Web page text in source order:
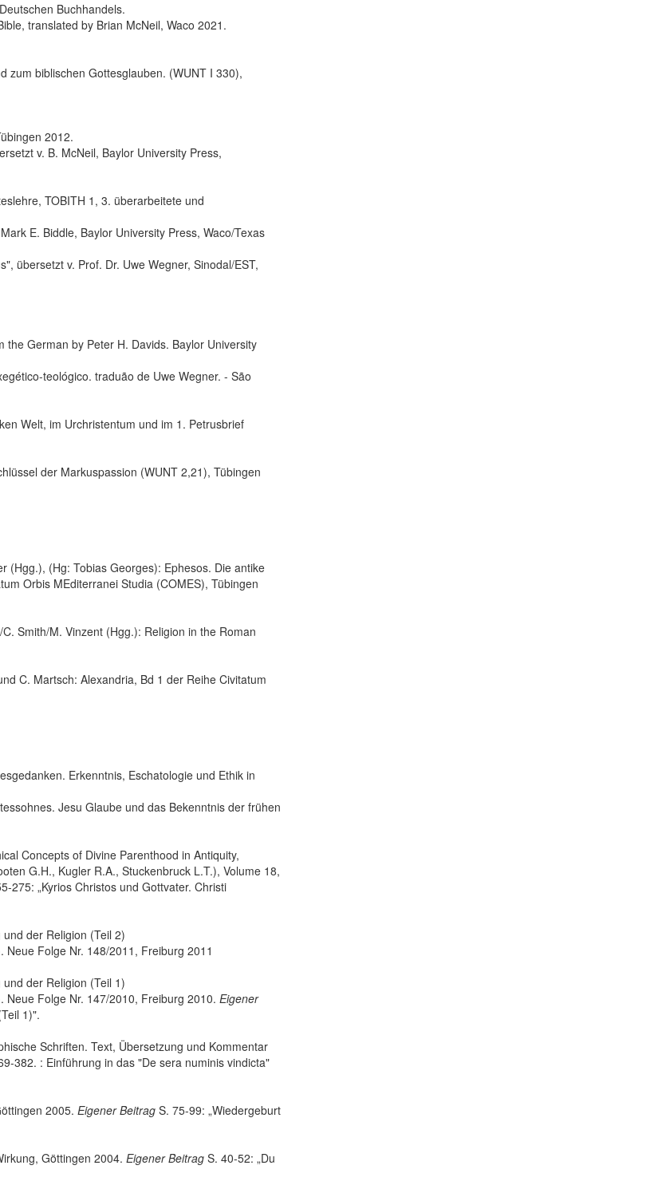
Buchhandels.
translated by Brian McNeil, Waco 2021.
zum biblischen Gottesglauben. (WUNT I 330),
2012.
v. B. McNeil, Baylor University Press,
TOBITH 1, 3. überarbeitete und
E. Biddle, Baylor University Press, Waco/Texas
übersetzt v. Prof. Dr. Uwe Wegner, Sinodal/EST,
German by Peter H. Davids. Baylor University
teológico. traduão de Uwe Wegner. - São
Welt, im Urchristentum und im 1. Petrusbrief
der Markuspassion (WUNT 2,21), Tübingen
(Hgg.), (Hg: Tobias Georges): Ephesos. Die antike
Orbis MEditerranei Studia (COMES), Tübingen
Smith/M. Vinzent (Hgg.): Religion in the Roman
C. Martsch: Alexandria, Bd 1 der Reihe Civitatum
Erkenntnis, Eschatologie und Ethik in
Jesu Glaube und das Bekenntnis der frühen
Concepts of Divine Parenthood in Antiquity,
G.H., Kugler R.A., Stuckenbruck L.T.), Volume 18,
275: „Kyrios Christos und Gottvater. Christi
der Religion (Teil 2)
Folge Nr. 148/2011, Freiburg 2011
der Religion (Teil 1)
Neue Folge Nr. 147/2010, Freiburg 2010. Eigener
1)".
Schriften. Text, Übersetzung und Kommentar
382. : Einführung in das "De sera numinis vindicta"
2005. Eigener Beitrag S. 75-99: „Wiedergeburt
Göttingen 2004. Eigener Beitrag S. 40-52: „Du